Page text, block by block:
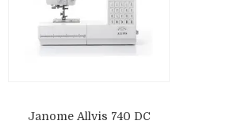
Janome Allvis 740 DC